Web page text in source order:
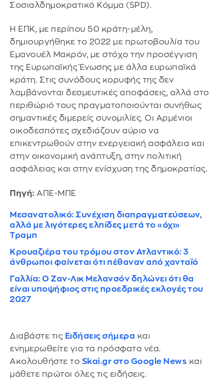
Σοσιαλδημοκρατικό Κόμμα (SPD).
Η ΕΠΚ, με περίπου 50 κράτη-μέλη,
δημιουργήθηκε το 2022 με πρωτοβουλία του
Εμανουέλ Μακρόν, με στόχο την προσέγγιση
της Ευρωπαϊκής Ένωσης με άλλα ευρωπαϊκά
κράτη. Στις συνόδους κορυφής της δεν
λαμβάνονται δεσμευτικές αποφάσεις, αλλά στο
περιθώριό τους πραγματοποιούνται συνήθως
σημαντικές διμερείς συνομιλίες. Οι Αρμένιοι
οικοδεσπότες σχεδιάζουν αύριο να
επικεντρωθούν στην ενεργειακή ασφάλεια και
στην οικονομική ανάπτυξη, στην πολιτική
ασφάλειας και στην ενίσχυση της δημοκρατίας.
Πηγή: ΑΠΕ-ΜΠΕ
Μεσανατολικό: Συνέχιση διαπραγματεύσεων,
αλλά με λιγότερες ελπίδες μετά το «όχι»
Τραμπ
Κρουαζιέρα του τρόμου στον Ατλαντικό: 3
άνθρωποι φαίνεται ότι πέθαναν από χανταϊό
Γαλλία: Ο Ζαν-Λικ Μελανσόν δηλώνει ότι θα
είναι υποψήφιος στις προεδρικές εκλογές του
2027
Διαβάστε τις Ειδήσεις σήμερα και
ενημερωθείτε για τα πρόσφατα νέα.
Ακολουθήστε το Skai.gr στο Google News και
μάθετε πρώτοι όλες τις ειδήσεις.